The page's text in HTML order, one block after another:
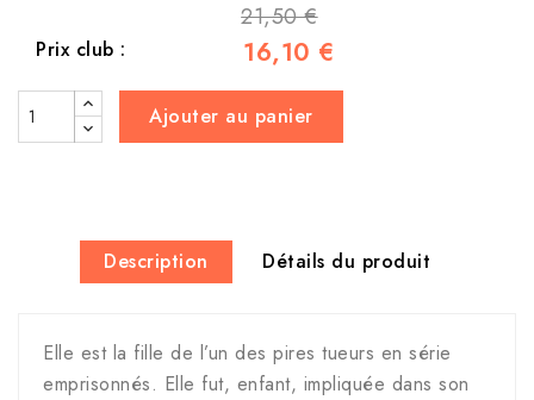
21,50 €
Prix club : 16,10 €
Ajouter au panier
Description Détails du produit
Elle est la fille de l’un des pires tueurs en série
emprisonnés. Elle fut, enfant, impliquée dans son